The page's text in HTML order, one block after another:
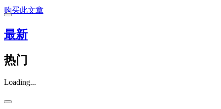
购买此文章
最新
热门
Loading...